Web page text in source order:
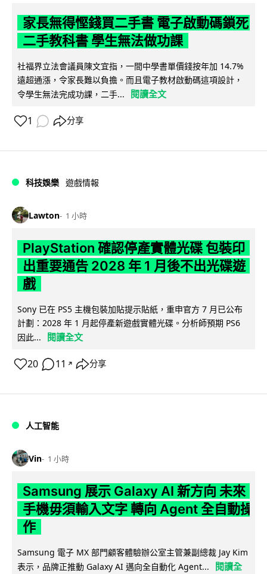
家長無得慳錢買二手書 電子啟動碼鎖死
二手教科書 學生無法做功課
社福界立法會議員陳文宜指，一間中學書單價錢按年加 14.7%
遠超通漲，令家長難以負擔。而且電子教材啟動碼這項設計，
令學生無法完成功課，二手...
閱讀全文
1 分享
科技娛樂 遊戲情報
Lawton 1 小時
PlayStation 確認停產實體光碟 包裝印
出重要通告 2028 年 1 月後不出光碟遊
戲
Sony 已在 PS5 主機包裝加貼提示貼紙，重申官方 7 月已公布
計劃：2028 年 1 月起停產新遊戲實體光碟。分析師預期 PS6
因此...
閱讀全文
20 11 ↗ 分享
人工智能
Vin 1 小時
Samsung 展示 Galaxy AI 新方向 未來
手機毋須輸入文字 轉向 Agent 全自動操
作
Samsung 電子 MX 部門顧客體驗辦公室主管兼副總裁 Jay Kim
表示，品牌正推動 Galaxy AI 邁向全自動化 Agent...
閱讀全